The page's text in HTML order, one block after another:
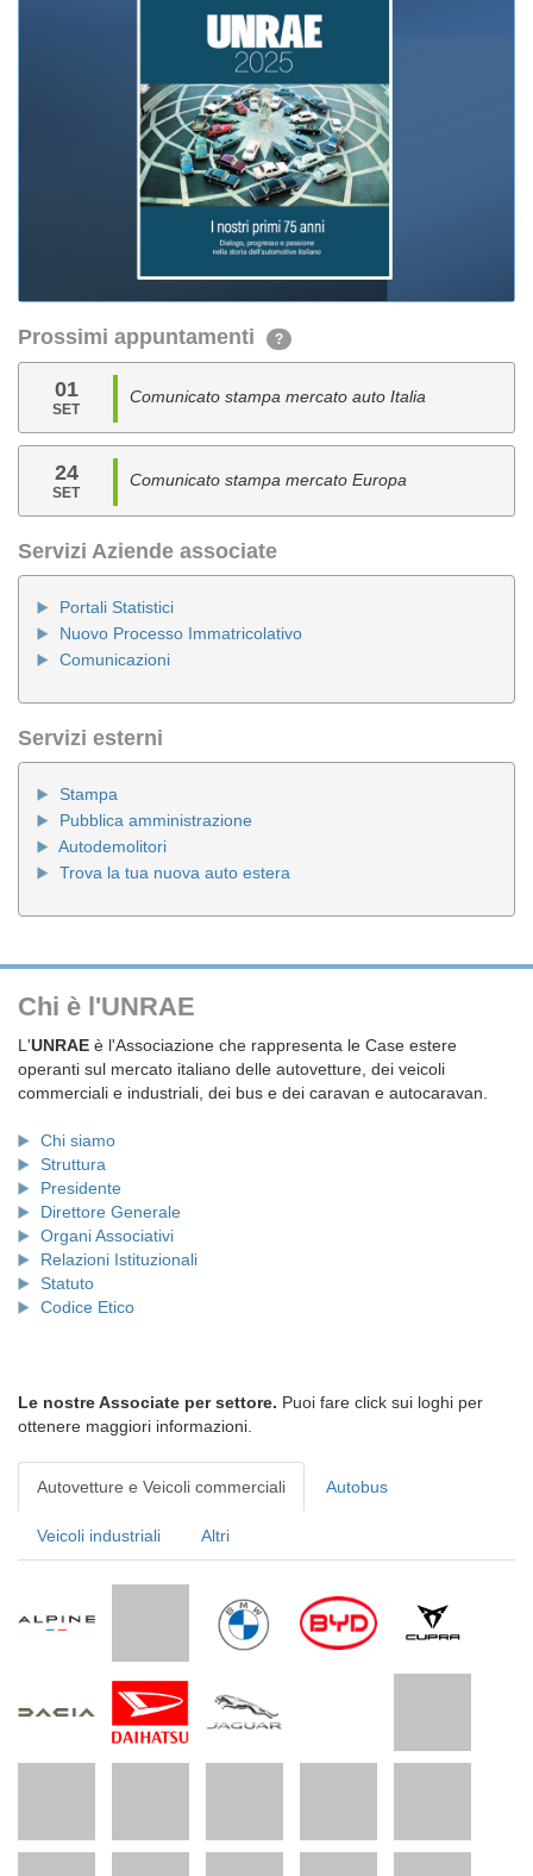
Prossimi appuntamenti ?
01
SET
Comunicato stampa mercato auto Italia
24
SET
Comunicato stampa mercato Europa
Servizi Aziende associate
Portali Statistici
Nuovo Processo Immatricolativo
Comunicazioni
Servizi esterni
Stampa
Pubblica amministrazione
Autodemolitori
Trova la tua nuova auto estera
Chi è l'UNRAE
L'UNRAE è l'Associazione che rappresenta le Case estere
operanti sul mercato italiano delle autovetture, dei veicoli
commerciali e industriali, dei bus e dei caravan e autocaravan.
Chi siamo
Struttura
Presidente
Direttore Generale
Organi Associativi
Relazioni Istituzionali
Statuto
Codice Etico
Le nostre Associate per settore. Puoi fare click sui loghi per
ottenere maggiori informazioni.
Autovetture e Veicoli commerciali Autobus
Veicoli industriali Altri